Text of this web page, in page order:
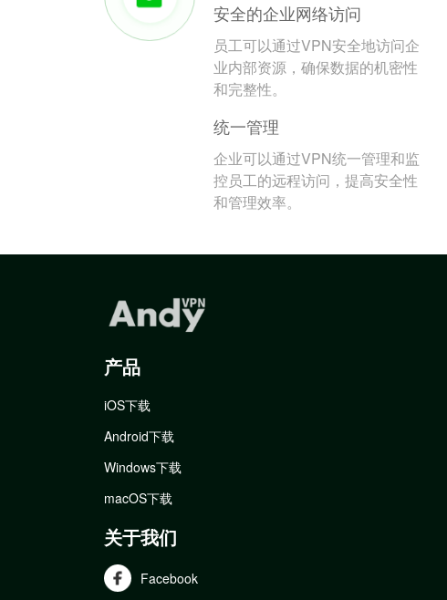
安全的企业网络访问
员工可以通过VPN安全地访问企
业内部资源，确保数据的机密性
和完整性。
统一管理
企业可以通过VPN统一管理和监
控员工的远程访问，提高安全性
和管理效率。
产品
iOS下载
Android下载
Windows下载
macOS下载
关于我们
Facebook